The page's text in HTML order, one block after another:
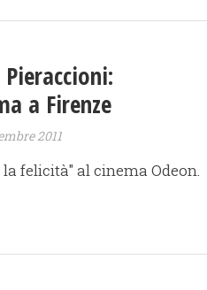
a Firenze
2011
felicità" al cinema Odeon.